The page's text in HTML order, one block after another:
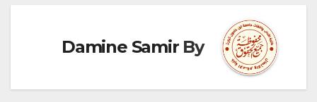
By
Damine Samir